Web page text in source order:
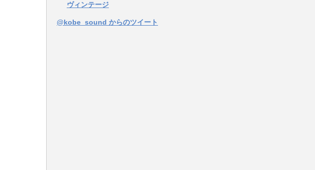
ヴィンテージ
@kobe_sound からのツイート